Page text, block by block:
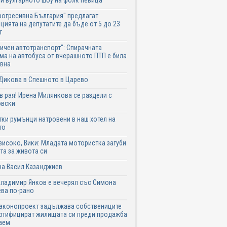
България" предлагат
на депутатите да бъде от 5 до 23
автотранспорт": Спирачната
на автобуса от вчерашното ПТП е била
в Спешното в Царево
рая! Ирена Милянкова се раздели с
румънци натровени в наш хотел на
Вики: Младата мотористка загуби
за живота си
Васил Казанджиев
Янков е вечерял със Симона
по-рано
задължава собствениците
жилищата си преди продажба